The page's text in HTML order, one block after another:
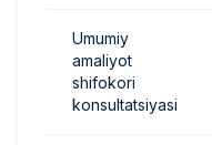
Umumiy
amaliyot
shifokori
konsultatsiyasi